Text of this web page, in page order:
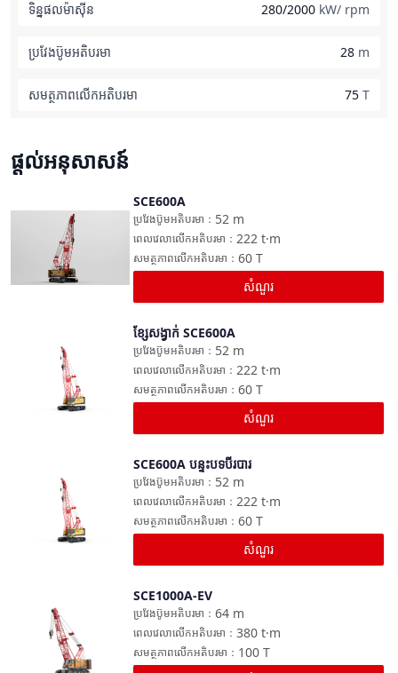
ទិន្នផលម៉ាស៊ីន 280/2000 kW/ rpm
ប្រវែងប៊ូមអតិបរមា 28 m
សមត្ថភាពលើកអតិបរមា 75 T
ផ្តល់អនុសាសន៍
ប្រៀបធៀប
SCE600A
52 m
ប្រវែងប៊ូមអតិបរមា ：
222 t·m
ពេលវេលាលើកអតិបរមា ：
60 T
សមត្ថភាពលើកអតិបរមា ：
សំណួរ
ខ្សែសង្វាក់ SCE600A
52 m
ប្រវែងប៊ូមអតិបរមា ：
222 t·m
ពេលវេលាលើកអតិបរមា ：
60 T
សមត្ថភាពលើកអតិបរមា ：
សំណួរ
SCE600A បន្ទះបទបីរបារ
52 m
ប្រវែងប៊ូមអតិបរមា ：
222 t·m
ពេលវេលាលើកអតិបរមា ：
60 T
សមត្ថភាពលើកអតិបរមា ：
សំណួរ
SCE1000A-EV
64 m
ប្រវែងប៊ូមអតិបរមា ：
380 t·m
ពេលវេលាលើកអតិបរមា ：
100 T
សមត្ថភាពលើកអតិបរមា ：